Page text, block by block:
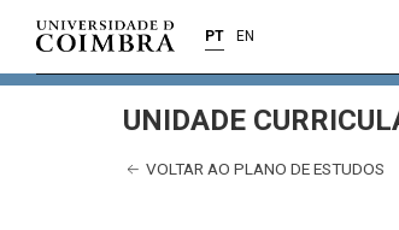
PT EN
UNIDADE
VOLTAR AO PLANO DE ESTUDOS